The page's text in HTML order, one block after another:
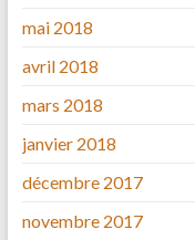
mai 2018
avril 2018
mars 2018
janvier 2018
décembre 2017
novembre 2017